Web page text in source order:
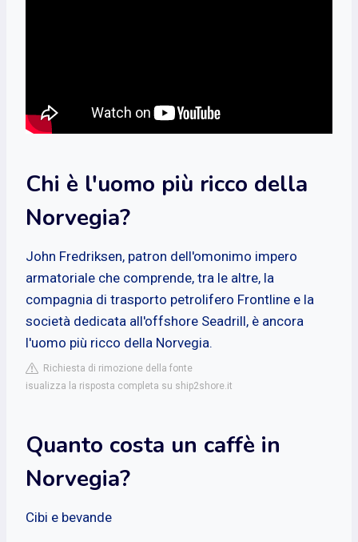
Chi è l'uomo più ricco della
Norvegia?
John Fredriksen, patron dell'omonimo impero
armatoriale che comprende, tra le altre, la
compagnia di trasporto petrolifero Frontline e la
società dedicata all'offshore Seadrill, è ancora
l'uomo più ricco della Norvegia.
Richiesta di rimozione della fonte
isualizza la risposta completa su ship2shore.it
Quanto costa un caffè in
Norvegia?
Cibi e bevande